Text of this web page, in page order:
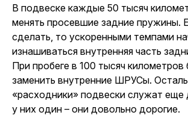
В подвеске каждые 50 тысяч
менять просевшие задние пружины.
сделать, то ускоренными темпами
изнашиваться внутренняя часть
При пробеге в 100 тысяч километров
заменить внутренние ШРУСы.
«расходники» подвески служат
у них один – они довольно дорогие.